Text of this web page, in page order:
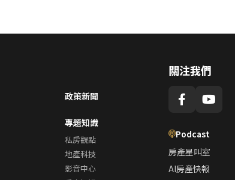
政策新聞
專題知識
私房觀點
地產科技
影音中心
關注我們
Podcast
房產星叫室
AI房產快報